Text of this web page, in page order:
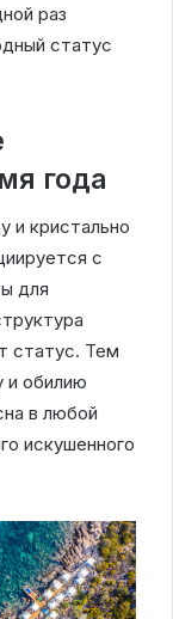
раз
статус
года
и кристально
с
для
статус. Тем
и обилию
в любой
искушенного